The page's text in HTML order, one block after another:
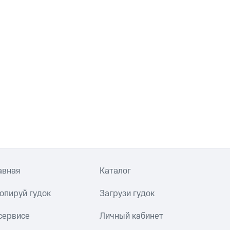
Каталог
гудок Загрузи гудок
Личный кабинет